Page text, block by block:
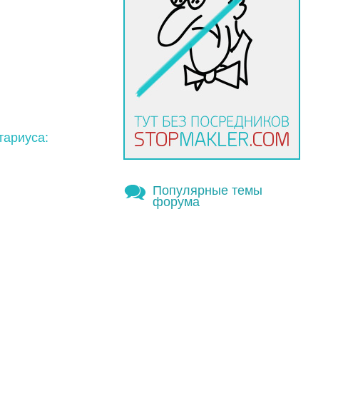
Популярные темы
форума